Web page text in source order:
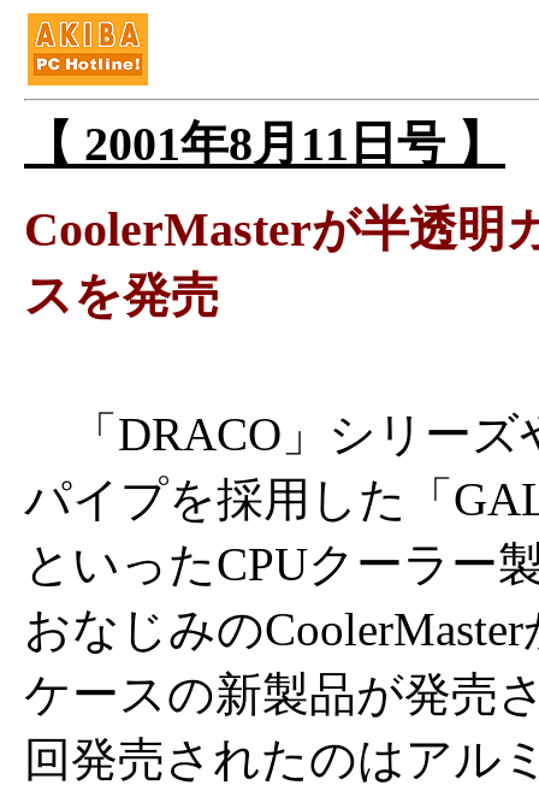
【 2001年8月11日号 】
CoolerMasterが半透明
スを発売
「DRACO」シリーズ
パイプを採用した「
といったCPUクーラー
おなじみの
ケースの新製品が発売
回発売されたのはアル